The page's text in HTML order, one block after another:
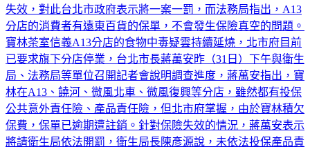
分店的消費者有遠東百貨的保單，不會發生保險真空的問題。
寶林茶室信義A13分店的食物中毒疑雲持續延燒，北市府目前
已要求旗下分店停業，台北市長蔣萬安昨（31日）下午與衛生
局、法務局等單位召開記者會說明調查進度，蔣萬安指出，寶
林在A13、饒河、微風北車、微風復興等分店，雖然都有投保
公共意外責任險、產品責任險，但北市府掌握，由於寶林積欠
保費，保單已逾期遭註銷。針對保險失效的情況，蔣萬安表示
將請衛生局依法開罰，衛生局長陳彥源說，未依法投保產品責
任險，已違反《食品安全衛生管理法》，最高可開罰300萬